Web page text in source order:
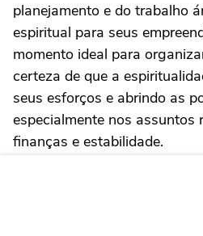
planejamento e do trabalho
espiritual para seus
momento ideal para
certeza de que a
seus esforços e abrindo as
especialmente nos assuntos
finanças e estabilidade.